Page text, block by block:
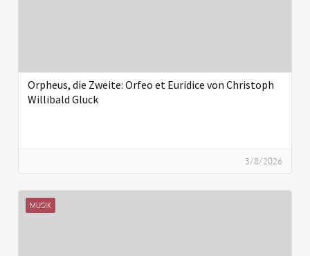
Orpheus, die Zweite: Orfeo et Euridice von Christoph
Willibald Gluck
3/8/2026
MUSIK